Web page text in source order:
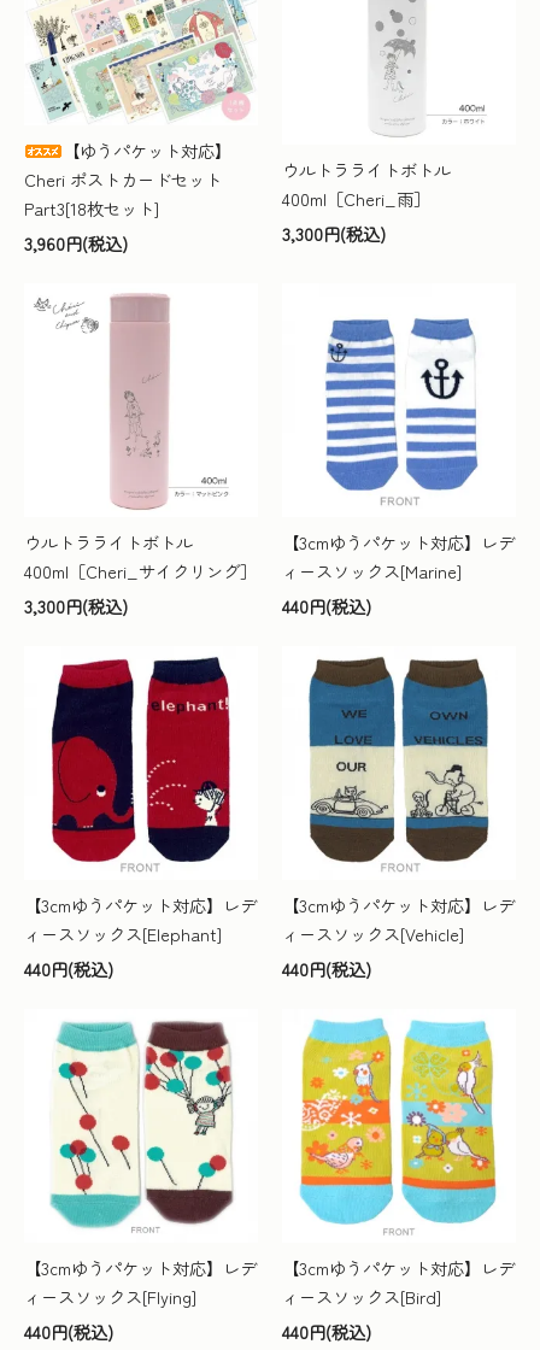
【ゆうパケット対応】
Cheri ポストカードセット
Part3[18枚セット]
3,960円(税込)
ウルトラライトボトル
400ml［Cheri_雨］
3,300円(税込)
ウルトラライトボトル
400ml［Cheri_サイクリング］
3,300円(税込)
【3cmゆうパケット対応】レデ
ィースソックス[Marine]
440円(税込)
【3cmゆうパケット対応】レデ
ィースソックス[Elephant]
440円(税込)
【3cmゆうパケット対応】レデ
ィースソックス[Vehicle]
440円(税込)
【3cmゆうパケット対応】レデ
ィースソックス[Flying]
440円(税込)
【3cmゆうパケット対応】レデ
ィースソックス[Bird]
440円(税込)